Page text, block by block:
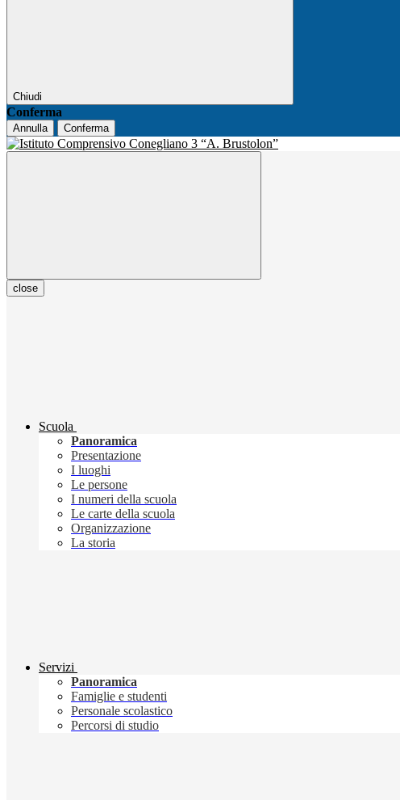
Chiudi
Conferma
Annulla Conferma
close
Scuola
Panoramica
Presentazione
I luoghi
Le persone
I numeri della scuola
Le carte della scuola
Organizzazione
La storia
Servizi
Panoramica
Famiglie e studenti
Personale scolastico
Percorsi di studio